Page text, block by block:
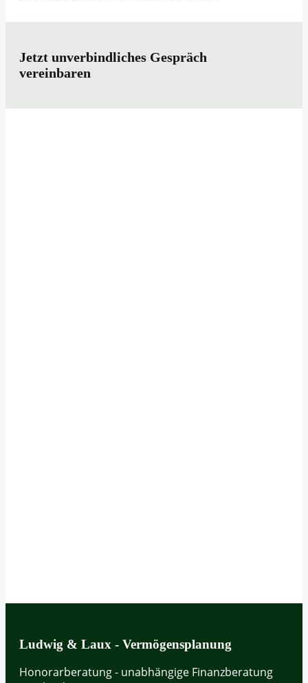
Jetzt unverbindliches Gespräch
vereinbaren
Ludwig & Laux - Vermögensplanung
Honorarberatung - unabhängige Finanzberatung